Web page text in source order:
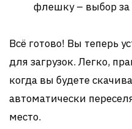
флешку – выбор
Всё готово! Вы теперь
для загрузок. Легко,
когда вы будете
автоматически
место.